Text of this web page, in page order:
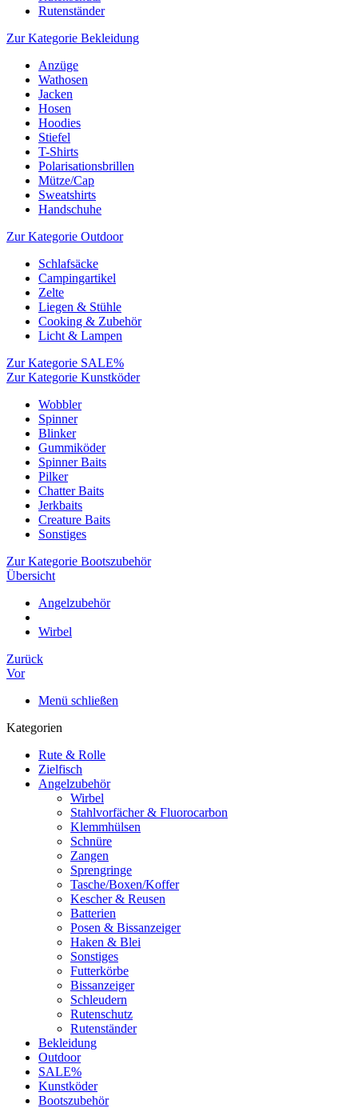
Rutenständer
Zur Kategorie Bekleidung
Anzüge
Wathosen
Jacken
Hosen
Hoodies
Stiefel
T-Shirts
Polarisationsbrillen
Mütze/Cap
Sweatshirts
Handschuhe
Zur Kategorie Outdoor
Schlafsäcke
Campingartikel
Zelte
Liegen & Stühle
Cooking & Zubehör
Licht & Lampen
Zur Kategorie SALE%
Zur Kategorie Kunstköder
Wobbler
Spinner
Blinker
Gummiköder
Spinner Baits
Pilker
Chatter Baits
Jerkbaits
Creature Baits
Sonstiges
Zur Kategorie Bootszubehör
Übersicht
Angelzubehör
Wirbel
Zurück
Vor
Menü schließen
Kategorien
Rute & Rolle
Zielfisch
Angelzubehör
Wirbel
Stahlvorfächer & Fluorocarbon
Klemmhülsen
Schnüre
Zangen
Sprengringe
Tasche/Boxen/Koffer
Kescher & Reusen
Batterien
Posen & Bissanzeiger
Haken & Blei
Sonstiges
Futterkörbe
Bissanzeiger
Schleudern
Rutenschutz
Rutenständer
Bekleidung
Outdoor
SALE%
Kunstköder
Bootszubehör